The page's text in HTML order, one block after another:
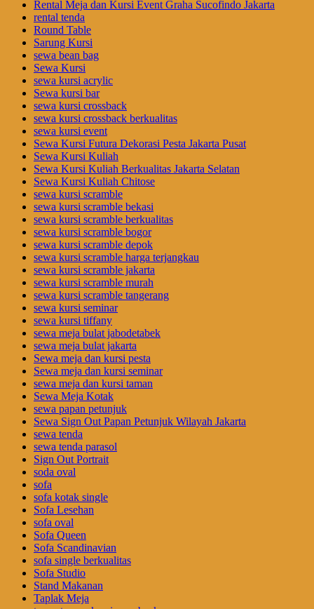
Rental Meja dan Kursi Event Graha Sucofindo Jakarta
rental tenda
Round Table
Sarung Kursi
sewa bean bag
Sewa Kursi
sewa kursi acrylic
Sewa kursi bar
sewa kursi crossback
sewa kursi crossback berkualitas
sewa kursi event
Sewa Kursi Futura Dekorasi Pesta Jakarta Pusat
Sewa Kursi Kuliah
Sewa Kursi Kuliah Berkualitas Jakarta Selatan
Sewa Kursi Kuliah Chitose
sewa kursi scramble
sewa kursi scramble bekasi
sewa kursi scramble berkualitas
sewa kursi scramble bogor
sewa kursi scramble depok
sewa kursi scramble harga terjangkau
sewa kursi scramble jakarta
sewa kursi scramble murah
sewa kursi scramble tangerang
sewa kursi seminar
sewa kursi tiffany
sewa meja bulat jabodetabek
sewa meja bulat jakarta
Sewa meja dan kursi pesta
Sewa meja dan kursi seminar
sewa meja dan kursi taman
Sewa Meja Kotak
sewa papan petunjuk
Sewa Sign Out Papan Petunjuk Wilayah Jakarta
sewa tenda
sewa tenda parasol
Sign Out Portrait
soda oval
sofa
sofa kotak single
Sofa Lesehan
sofa oval
Sofa Queen
Sofa Scandinavian
sofa single berkualitas
Sofa Studio
Stand Makanan
Taplak Meja